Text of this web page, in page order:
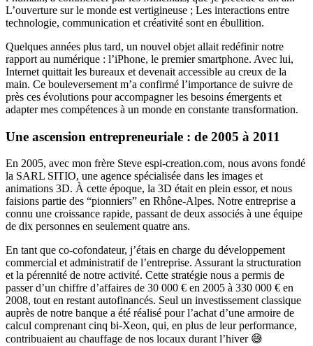
L’ouverture sur le monde est vertigineuse ; Les interactions entre
technologie, communication et créativité sont en ébullition.
Quelques années plus tard, un nouvel objet allait redéfinir notre
rapport au numérique : l’iPhone, le premier smartphone. Avec lui,
Internet quittait les bureaux et devenait accessible au creux de la
main. Ce bouleversement m’a confirmé l’importance de suivre de
près ces évolutions pour accompagner les besoins émergents et
adapter mes compétences à un monde en constante transformation.
Une ascension entrepreneuriale : de 2005 à 2011
En 2005, avec mon frère Steve espi-creation.com, nous avons fondé
la SARL SITIO, une agence spécialisée dans les images et
animations 3D. À cette époque, la 3D était en plein essor, et nous
faisions partie des “pionniers” en Rhône-Alpes. Notre entreprise a
connu une croissance rapide, passant de deux associés à une équipe
de dix personnes en seulement quatre ans.
En tant que co-cofondateur, j’étais en charge du développement
commercial et administratif de l’entreprise. Assurant la structuration
et la pérennité de notre activité. Cette stratégie nous a permis de
passer d’un chiffre d’affaires de 30 000 € en 2005 à 330 000 € en
2008, tout en restant autofinancés. Seul un investissement classique
auprès de notre banque a été réalisé pour l’achat d’une armoire de
calcul comprenant cinq bi-Xeon, qui, en plus de leur performance,
contribuaient au chauffage de nos locaux durant l’hiver 😅